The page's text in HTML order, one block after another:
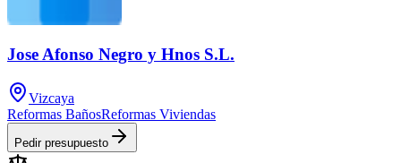
Jose Afonso Negro y Hnos S.L.
Vizcaya
Reformas BañosReformas Viviendas
Pedir presupuesto